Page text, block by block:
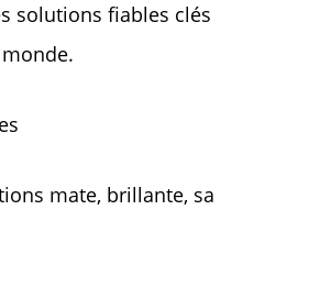
solutions fiables clés en main
mate, brillante, satinée,